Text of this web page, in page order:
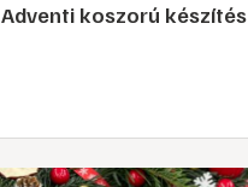
Adventi koszorú készítés